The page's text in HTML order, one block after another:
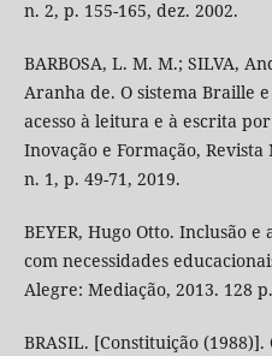
n. 2, p. 155-165, dez. 2002.
BARBOSA, L. M. M.; SILVA,
Aranha de. O sistema Braille
acesso à leitura e à escrita
Inovação e Formação, Revista
n. 1, p. 49-71, 2019.
BEYER, Hugo Otto. Inclusão
com necessidades
Alegre: Mediação, 2013. 128 p.
BRASIL. [Constituição